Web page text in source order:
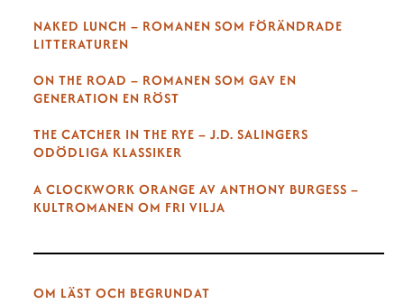
NAKED LUNCH – ROMANEN SOM FÖRÄNDRADE
LITTERATUREN
ON THE ROAD – ROMANEN SOM GAV EN
GENERATION EN RÖST
THE CATCHER IN THE RYE – J.D. SALINGERS
ODÖDLIGA KLASSIKER
A CLOCKWORK ORANGE AV ANTHONY BURGESS –
KULTROMANEN OM FRI VILJA
OM LÄST OCH BEGRUNDAT